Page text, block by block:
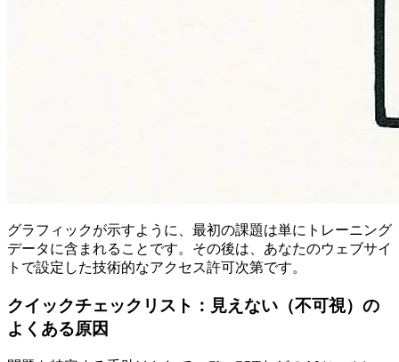
グラフィックが示すように、最初の課題は単にトレーニング
データに含まれることです。その後は、あなたのウェブサイ
トで設定した技術的なアクセス許可次第です。
クイックチェックリスト：見えない（不可視）の
よくある原因